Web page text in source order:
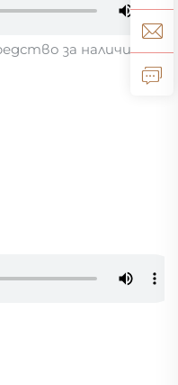
за наличие на